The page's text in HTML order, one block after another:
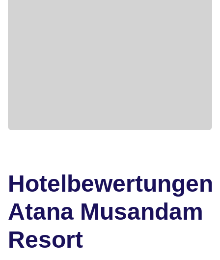
Hotelbewertungen
Atana Musandam
Resort